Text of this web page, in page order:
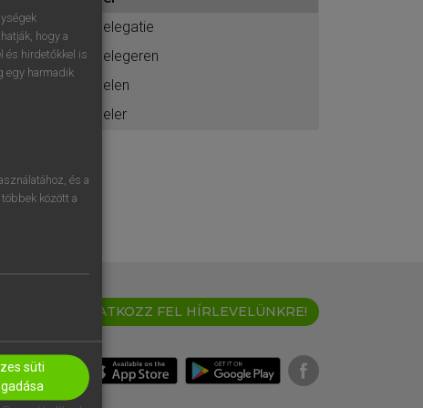
.
delegatie
delegeren
delen
deler
IRATKOZZ FEL HÍRLEVELÜNKRE!
hogy a
és hirdetőkkel is
egy harmadik
és a
között a
süti